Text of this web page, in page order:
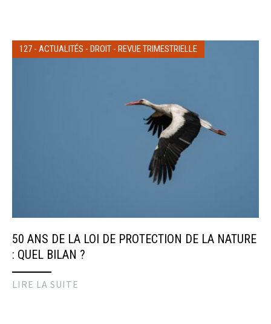
127 - ACTUALITÉS - DROIT - REVUE TRIMESTRIELLE
50 ANS DE LA LOI DE PROTECTION DE LA NATURE
: QUEL BILAN ?
LIRE LA SUITE